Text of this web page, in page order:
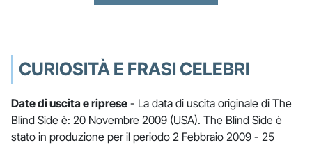
CURIOSITÀ E FRASI CELEBRI
Date di uscita e riprese - La data di uscita originale di The
Blind Side è: 20 Novembre 2009 (USA). The Blind Side è
stato in produzione per il periodo 2 Febbraio 2009 - 25